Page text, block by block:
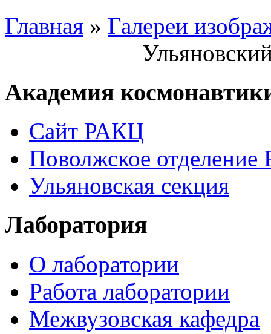
Главная » Галереи
Академия
Сайт РАКЦ
Поволжское
Ульяновская секция
Лаборатория
О лаборатории
Работа лаборатории
Межвузовская кафедра